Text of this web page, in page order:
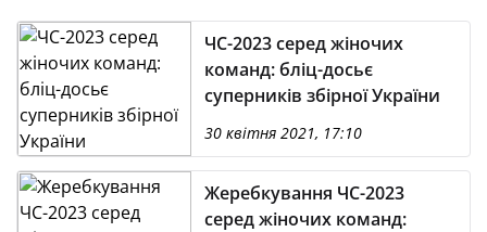
ЧС-2023 серед жіночих
команд: бліц-досьє
суперників збірної України
30 квітня 2021, 17:10
Жеребкування ЧС-2023
серед жіночих команд: